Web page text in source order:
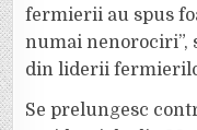
fermierii au spus
numai nenorociri”,
din liderii
Se prelungesc